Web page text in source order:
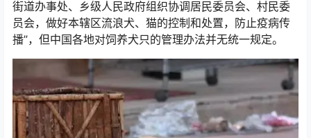
街道办事处、乡级人民政府组织协调居民委员会、村民委
员会，做好本辖区流浪犬、猫的控制和处置，防止疫病传
播”，但中国各地对饲养犬只的管理办法并无统一规定。